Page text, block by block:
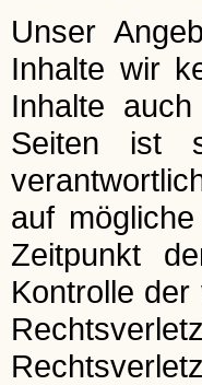
Unser
Inhalte wir
Inhalte
Seiten ist
auf
Zeitpunkt
Kontrolle